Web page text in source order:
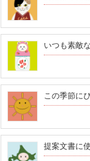
いつも素敵
この季節に
提案文書に